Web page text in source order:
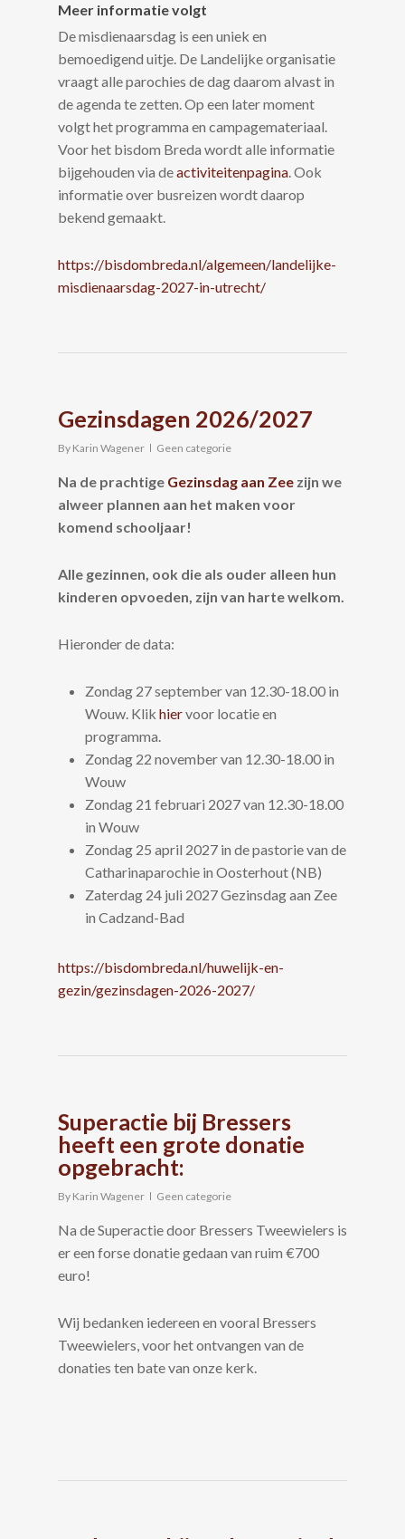
Meer informatie volgt
De misdienaarsdag is een uniek en
bemoedigend uitje. De Landelijke organisatie
vraagt alle parochies de dag daarom alvast in
de agenda te zetten. Op een later moment
volgt het programma en campagemateriaal.
Voor het bisdom Breda wordt alle informatie
bijgehouden via deactiviteitenpagina. Ook
informatie over busreizen wordt daarop
bekend gemaakt.
https://bisdombreda.nl/algemeen/landelijke-
misdienaarsdag-2027-in-utrecht/
Gezinsdagen 2026/2027
By Karin Wagener Geen categorie
Na de prachtige Gezinsdag aan Zee zijn we
alweer plannen aan het maken voor
komend schooljaar!
Alle gezinnen, ook die als ouder alleen hun
kinderen opvoeden, zijn van harte welkom.
Hieronder de data:
Zondag 27 september van 12.30-18.00 in
Wouw. Klik hiervoor locatie en
programma.
Zondag 22 november van 12.30-18.00 in
Wouw
Zondag 21 februari 2027 van 12.30-18.00
in Wouw
Zondag 25 april 2027 in de pastorie van de
Catharinaparochie in Oosterhout (NB)
Zaterdag 24 juli 2027 Gezinsdag aan Zee
in Cadzand-Bad
https://bisdombreda.nl/huwelijk-en-
gezin/gezinsdagen-2026-2027/
Superactie bij Bressers
heeft een grote donatie
opgebracht:
By Karin Wagener Geen categorie
Na de Superactie door Bressers Tweewielers is
er een forse donatie gedaan van ruim €700
euro!
Wij bedanken iedereen en vooral Bressers
Tweewielers, voor het ontvangen van de
donaties ten bate van onze kerk.